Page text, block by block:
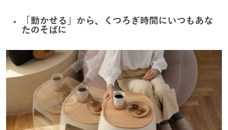
「動かせる」から、くつろぎ時間にいつもあな
たのそばに